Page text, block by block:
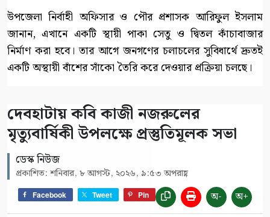
উপজেলা নির্বাহী অফিসার ও পৌর প্রশাসক আরিফুল ইসলাম
জানান, এখানে একটি স্থায়ী পাকা সেতু ও দ্বিতল কাঁচাবাজার
নির্মাণ করা হবে। তার আগে জনগণের চলাচলের সুবিধার্থে দ্রুতই
একটি অস্থায়ী বাঁশের সাঁকো তৈরি করে দেওয়ার প্রক্রিয়া চলছে।
দেবহাটায় কবি কাজী নজরুলের
মৃত্যুবার্ষিকী উপলক্ষে প্রস্তুতিমূলক সভা
ডেস্ক নিউজ
প্রকাশিত: শনিবার, ৮ আগস্ট, ২০২৬, ৯:৫৩ অপরাহ্ণ
Facebook Tweet Pin অ- অ+